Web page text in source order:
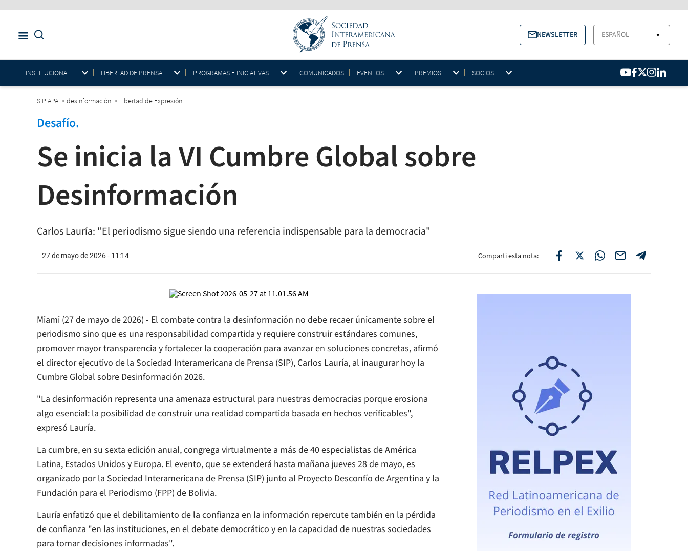
NEWSLETTER ESPAÑOL ▼
INSTITUCIONAL LIBERTAD DE PRENSA PROGRAMAS E INICIATIVAS COMUNICADOS EVENTOS PREMIOS SOCIOS
SIPIAPA >desinformación > Libertad de Expresión
Desafío.
Se inicia la VI Cumbre Global sobre
Desinformación
Carlos Lauría: "El periodismo sigue siendo una referencia indispensable para la democracia"
27 de mayo de 2026 - 11:14 Compartí esta nota:
Miami (27 de mayo de 2026) - El combate contra la desinformación no debe recaer únicamente sobre el
periodismo sino que es una responsabilidad compartida y requiere construir estándares comunes,
promover mayor transparencia y fortalecer la cooperación para avanzar en soluciones concretas, afirmó
el director ejecutivo de la Sociedad Interamericana de Prensa (SIP), Carlos Lauría, al inaugurar hoy la
Cumbre Global sobre Desinformación 2026.
"La desinformación representa una amenaza estructural para nuestras democracias porque erosiona
algo esencial: la posibilidad de construir una realidad compartida basada en hechos verificables",
expresó Lauría.
La cumbre, en su sexta edición anual, congrega virtualmente a más de 40 especialistas de América
Latina, Estados Unidos y Europa. El evento, que se extenderá hasta mañana jueves 28 de mayo, es
organizado por la Sociedad Interamericana de Prensa (SIP) junto al Proyecto Desconfío de Argentina y la
Fundación para el Periodismo (FPP) de Bolivia.
Lauría enfatizó que el debilitamiento de la confianza en la información repercute también en la pérdida
de confianza "en las instituciones, en el debate democrático y en la capacidad de nuestras sociedades
para tomar decisiones informadas".